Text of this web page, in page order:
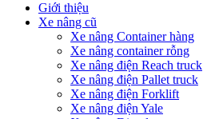
Giới thiệu
Xe nâng cũ
Xe nâng Container hàng
Xe nâng container rỗng
Xe nâng điện Reach truck
Xe nâng điện Pallet truck
Xe nâng điện Forklift
Xe nâng điện Yale